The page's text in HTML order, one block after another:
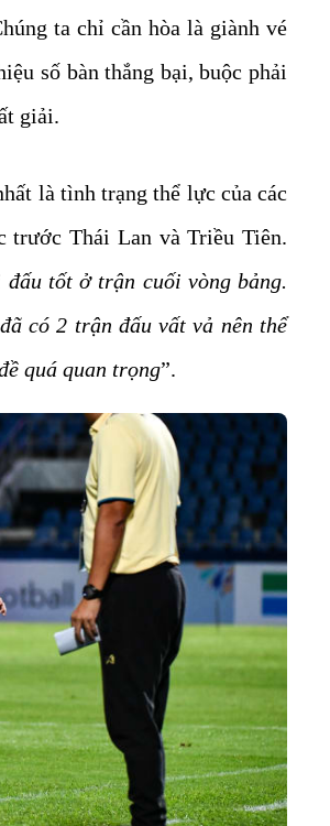
ta chỉ cần hòa là giành vé
số bàn thắng bại, buộc phải
giải.
là tình trạng thể lực của các
trước Thái Lan và Triều Tiên.
tốt ở trận cuối vòng bảng.
có 2 trận đấu vất vả nên thể
quá quan trọng”.